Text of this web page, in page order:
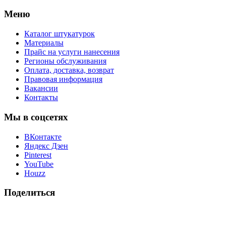
Меню
Каталог штукатурок
Материалы
Прайс на услуги нанесения
Регионы обслуживания
Оплата, доставка, возврат
Правовая информация
Вакансии
Контакты
Мы в соцсетях
ВКонтакте
Яндекс Дзен
Pinterest
YouTube
Houzz
Поделиться